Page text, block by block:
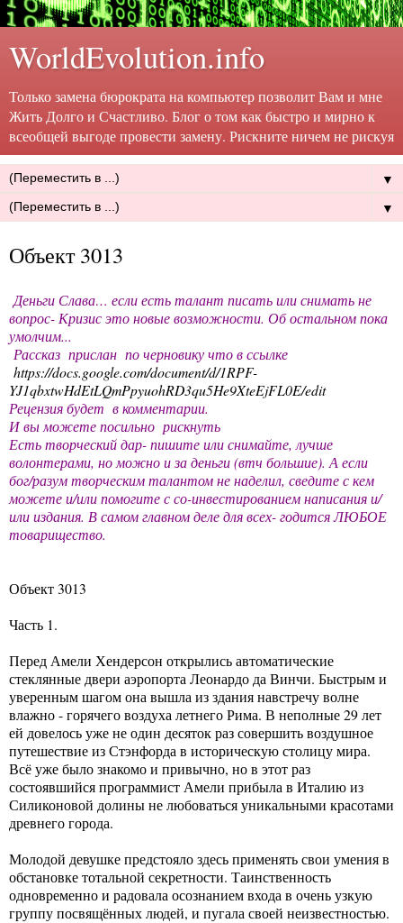
WorldEvolution.info
Только замена бюрократа на компьютер позволит Вам и мне
Жить Долго и Счастливо. Блог о том как быстро и мирно к
всеобщей выгоде провести замену. Рискните ничем не рискуя
▼
▼
Объект 3013
Деньги Слава… если есть талант писать или снимать не
вопрос- Кризис это новые возможности. Об остальном пока
умолчим...
Рассказ прислан по черновику что в ссылке
https://docs.google.com/document/d/1RPF-
YJ1qbxtwHdEtLQmPpyuohRD3qu5He9XteEjFL0E/edit
Рецензия будет в комментарии.
И вы можете посильно рискнуть
Есть творческий дар- пишите или снимайте, лучше
волонтерами, но можно и за деньги (втч большие). А если
бог/разум творческим талантом не наделил, сведите с кем
можете и/или помогите с со-инвестированием написания и/
или издания. В самом главном деле для всех- годится ЛЮБОЕ
товарищество.
Объект 3013
Часть 1.
Перед Амели Хендерсон открылись автоматические
стеклянные двери аэропорта Леонардо да Винчи. Быстрым и
уверенным шагом она вышла из здания навстречу волне
влажно - горячего воздуха летнего Рима. В неполные 29 лет
ей довелось уже не один десяток раз совершить воздушное
путешествие из Стэнфорда в историческую столицу мира.
Всё уже было знакомо и привычно, но в этот раз
состоявшийся программист Амели прибыла в Италию из
Силиконовой долины не любоваться уникальными красотами
древнего города.
Молодой девушке предстояло здесь применять свои умения в
обстановке тотальной секретности. Таинственность
одновременно и радовала осознанием входа в очень узкую
группу посвящённых людей, и пугала своей неизвестностью.